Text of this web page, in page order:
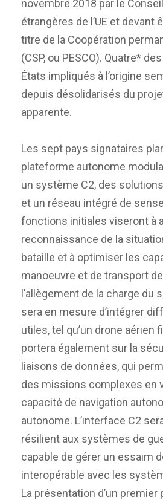
novembre 2018 par le
étrangères de l’UE et devant
titre de la Coopération
(CSP, ou PESCO). Quatre*
États impliqués à l’origine
depuis désolidarisés du
apparente.
Les sept pays signataires
plateforme autonome
un système C2, des
et un réseau intégré de
fonctions initiales viseront à
reconnaissance de la
bataille et à optimiser les
manoeuvre et de transport
l’allègement de la charge du
sera en mesure d’intégrer
utiles, tel qu’un drone aérien
portera également sur la
liaisons de données, qui
des missions complexes en
capacité de navigation
autonome. L’interface C2
résilient aux systèmes de
capable de gérer un essaim
interopérable avec les
La présentation d’un